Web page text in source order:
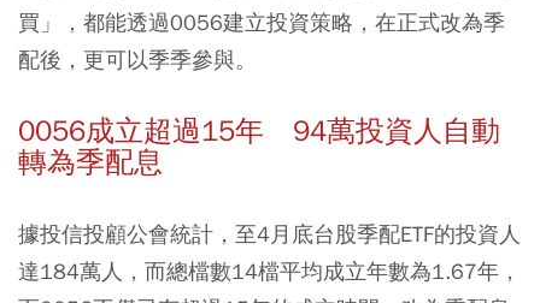
買」，都能透過0056建立投資策略，在正式改為季
配後，更可以季季參與。
0056成立超過15年 94萬投資人自動
轉為季配息
據投信投顧公會統計，至4月底台股季配ETF的投資人
達184萬人，而總檔數14檔平均成立年數為1.67年，